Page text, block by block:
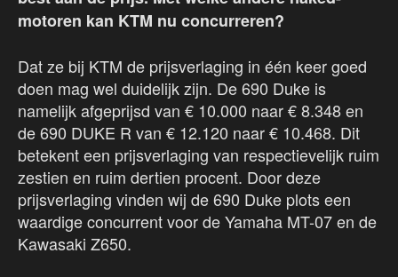
motoren kan KTM nu concurreren?
Dat ze bij KTM de prijsverlaging in één keer goed
doen mag wel duidelijk zijn. De 690 Duke is
namelijk afgeprijsd van € 10.000 naar € 8.348 en
de 690 DUKE R van € 12.120 naar € 10.468. Dit
betekent een prijsverlaging van respectievelijk ruim
zestien en ruim dertien procent. Door deze
prijsverlaging vinden wij de 690 Duke plots een
waardige concurrent voor de Yamaha MT-07 en de
Kawasaki Z650.